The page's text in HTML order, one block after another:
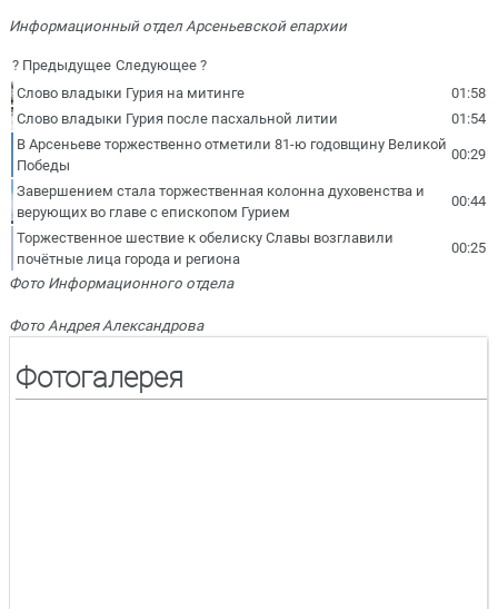
Информационный отдел Арсеньевской епархии
? Предыдущее Следующее ?
Слово владыки Гурия на митинге
01:58
Слово владыки Гурия после пасхальной литии
01:54
В Арсеньеве торжественно отметили 81-ю годовщину Великой
Победы
00:29
Завершением стала торжественная колонна духовенства и
верующих во главе с епископом Гурием
00:44
Торжественное шествие к обелиску Славы возглавили
почётные лица города и региона
00:25
Фото Информационного отдела
Фото Андрея Александрова
Фотогалерея